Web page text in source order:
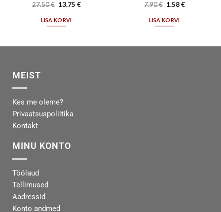
27.50€ 13.75€
LISA KORVI
7.90€ 1.58€
LISA KORVI
MEIST
Kes me oleme?
Privaatsuspoliitika
Kontakt
MINU KONTO
Töölaud
Tellimused
Aadressid
Konto andmed